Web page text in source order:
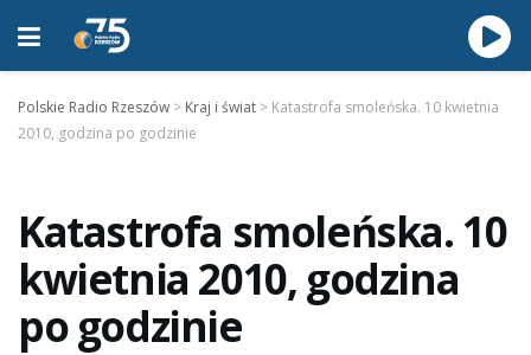
Polskie Radio Rzeszów > Kraj i świat > Katastrofa smoleńska. 10 kwietnia
2010, godzina po godzinie
Katastrofa smoleńska. 10
kwietnia 2010, godzina
po godzinie